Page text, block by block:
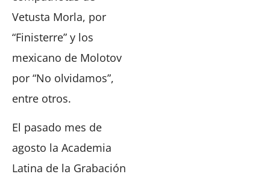
Vetusta Morla, por
“Finisterre” y los
mexicano de Molotov
por “No olvidamos”,
entre otros.
El pasado mes de
agosto la Academia
Latina de la Grabación